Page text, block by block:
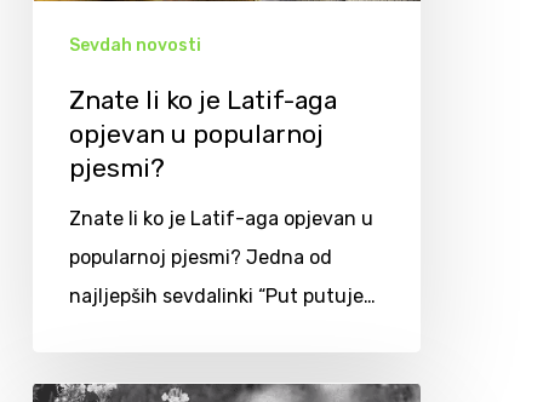
Sevdah novosti
Znate li ko je Latif-aga
opjevan u popularnoj
pjesmi?
Znate li ko je Latif-aga opjevan u
popularnoj pjesmi? Jedna od
najljepših sevdalinki “Put putuje…